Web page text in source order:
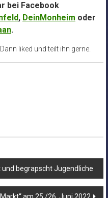
bei Facebook
, DeinMonheim oder
.
liked und teilt ihn gerne.
begrapscht Jugendliche